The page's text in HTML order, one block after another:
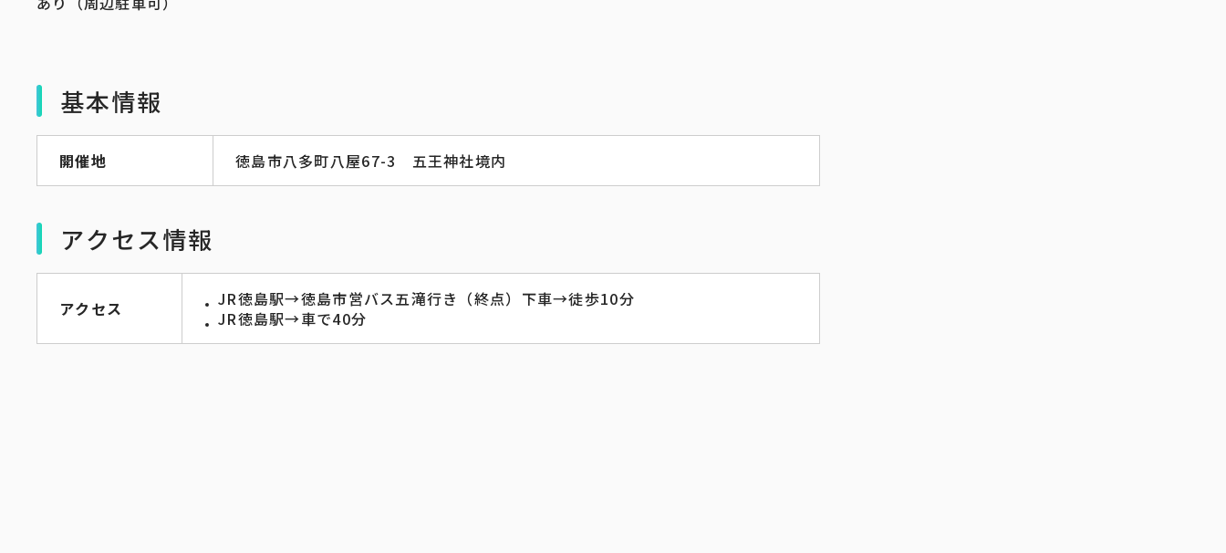
基本情報
開催地 徳島市八多町八屋67-3 五王神社境内
アクセス情報
アクセス
JR徳島駅→徳島市営バス五滝行き（終点）下車→徒歩10分
JR徳島駅→車で40分